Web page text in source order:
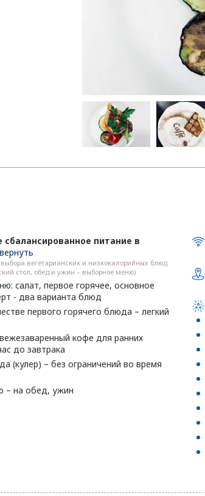
сбалансированное питание в
вегетарианских и низкокалорийных блюд
стол, обед и ужин – выборное меню)
салат, первое горячее, основное
- два варианта блюд
первого горячего блюда – легкий
кофе для ранних
до завтрака
(кулер) – без ограничений во время
– на обед, ужин